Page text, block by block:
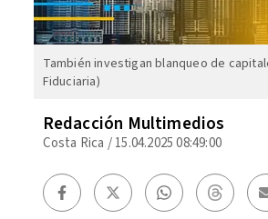
También investigan blanqueo de
Fiduciaria)
Redacción Multimedios
Costa Rica /15.04.2025 08:49:00